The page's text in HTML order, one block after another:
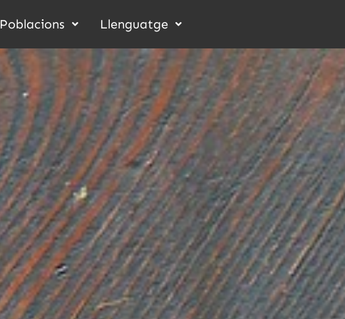
Poblacions Llenguatge